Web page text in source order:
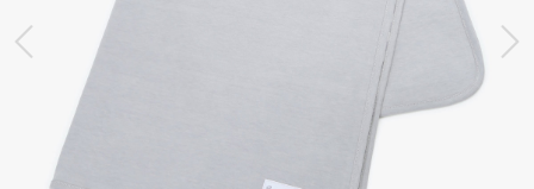
前の画像